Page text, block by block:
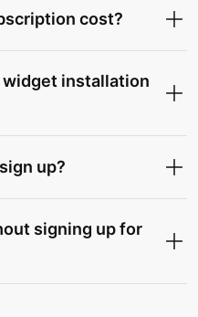
cost?
widget installation
up?
signing up for